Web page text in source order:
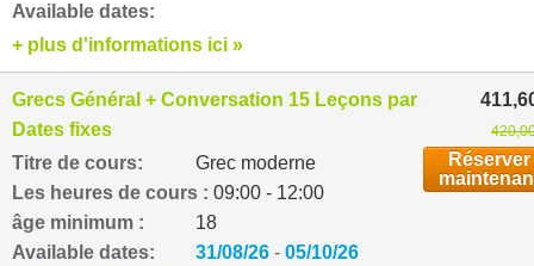
Available dates:
+ plus d'informations ici »
Grecs Général + Conversation 15 Leçons par semaine
Dates fixes
Titre de cours:
Grec moderne
Les heures de cours : 09:00 - 12:00
âge minimum :
18
Available dates:
31/08/26 - 05/10/26
Réserver